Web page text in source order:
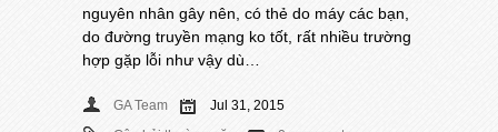
nguyên nhân gây nên, có thẻ do máy các bạn,
do đường truyền mạng ko tốt, rất nhiều trường
hợp gặp lỗi như vậy dù…
GA Team
Jul 31, 2015